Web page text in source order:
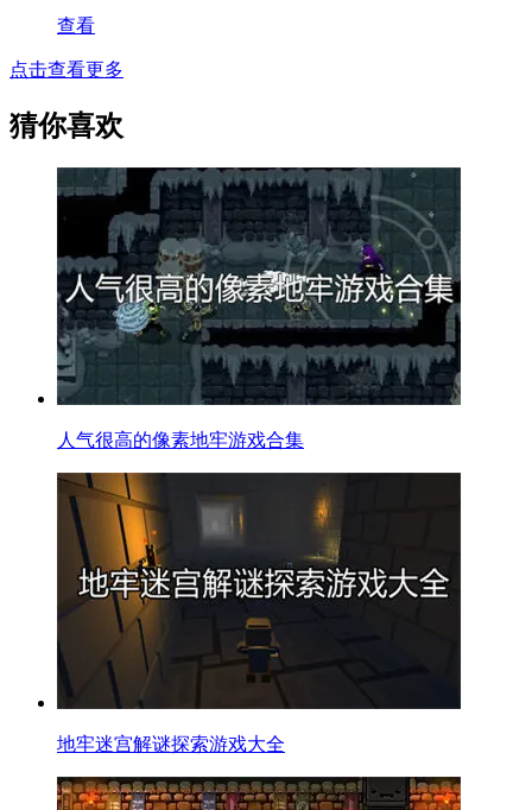
查看
点击查看更多
猜你喜欢
人气很高的像素地牢游戏合集
地牢迷宫解谜探索游戏大全